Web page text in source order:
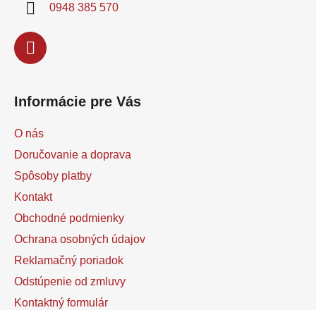
0948 385 570
Informácie pre Vás
O nás
Doručovanie a doprava
Spôsoby platby
Kontakt
Obchodné podmienky
Ochrana osobných údajov
Reklamačný poriadok
Odstúpenie od zmluvy
Kontaktný formulár